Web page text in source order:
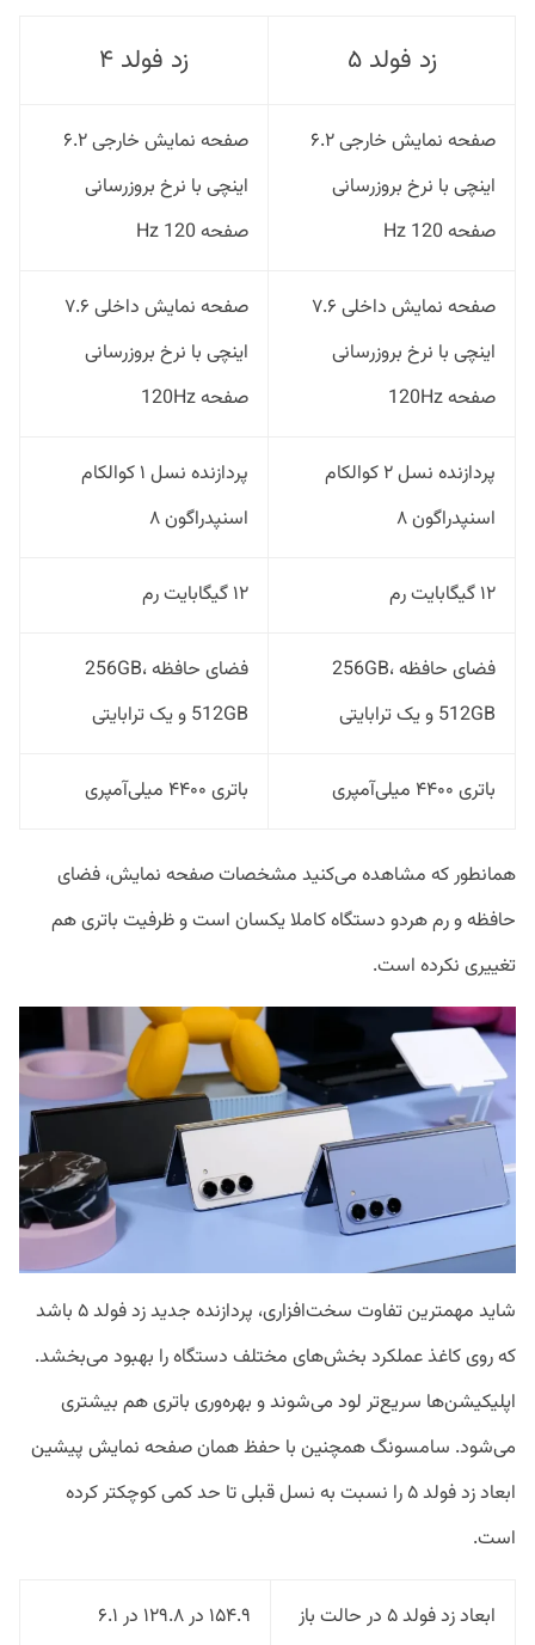
زد فولد ۵ زد فولد ۴
صفحه نمایش خارجی ۶.۲
اینچی با نرخ بروزرسانی
صفحه 120 Hz
صفحه نمایش خارجی ۶.۲
اینچی با نرخ بروزرسانی
صفحه 120 Hz
صفحه نمایش داخلی ۷.۶
اینچی با نرخ بروزرسانی
صفحه 120Hz
صفحه نمایش داخلی ۷.۶
اینچی با نرخ بروزرسانی
صفحه 120Hz
پردازنده نسل ۲ کوالکام
اسنپدراگون ۸
پردازنده نسل ۱ کوالکام
اسنپدراگون ۸
۱۲ گیگابایت رم ۱۲ گیگابایت رم
فضای حافظه 256GB،
512GB و یک ترابایتی
فضای حافظه 256GB،
512GB و یک ترابایتی
باتری ۴۴۰۰ میلی‌آمپری باتری ۴۴۰۰ میلی‌آمپری
همانطور که مشاهده می‌کنید مشخصات صفحه نمایش، فضای
حافظه و رم هردو دستگاه کاملا یکسان است و ظرفیت باتری هم
تغییری نکرده است.
شاید مهمترین تفاوت سخت‌افزاری، پردازنده جدید زد فولد ۵ باشد
که روی کاغذ عملکرد بخش‌های مختلف دستگاه را بهبود می‌بخشد.
اپلیکیشن‌ها سریع‌تر لود می‌شوند و بهره‌وری باتری هم بیشتری
می‌شود. سامسونگ همچنین با حفظ همان صفحه نمایش پیشین
ابعاد زد فولد ۵ را نسبت به نسل قبلی تا حد کمی کوچکتر کرده
است.
ابعاد زد فولد ۵ در حالت باز
۱۵۴.۹ در ۱۲۹.۸ در ۶.۱